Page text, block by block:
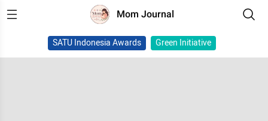
Mom Journal
SATU Indonesia Awards Green Initiative